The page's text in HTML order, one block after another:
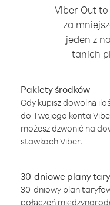
Viber Out
za
jeden z
tanich
Pakiety środków
Gdy kupisz dowolną
do Twojego konta
możesz dzwonić na
stawkach Viber.
30-dniowe plany
30-dniowy plan
połączeń